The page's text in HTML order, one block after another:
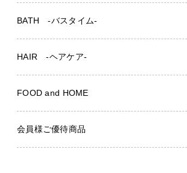
BATH -バスタイム-
HAIR -ヘアケア-
FOOD and HOME
会員様ご優待商品